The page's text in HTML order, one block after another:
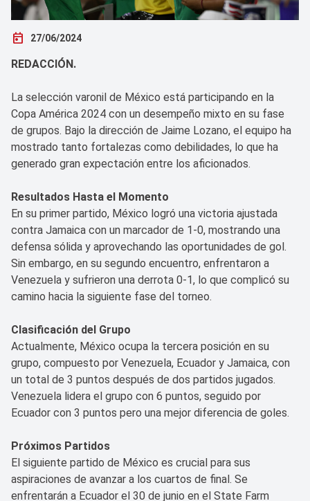
today 27/06/2024
REDACCIÓN.
La selección varonil de México está participando en la
Copa América 2024 con un desempeño mixto en su fase
de grupos. Bajo la dirección de Jaime Lozano, el equipo ha
mostrado tanto fortalezas como debilidades, lo que ha
generado gran expectación entre los aficionados.
Resultados Hasta el Momento
En su primer partido, México logró una victoria ajustada
contra Jamaica con un marcador de 1-0, mostrando una
defensa sólida y aprovechando las oportunidades de gol.
Sin embargo, en su segundo encuentro, enfrentaron a
Venezuela y sufrieron una derrota 0-1, lo que complicó su
camino hacia la siguiente fase del torneo.
Clasificación del Grupo
Actualmente, México ocupa la tercera posición en su
grupo, compuesto por Venezuela, Ecuador y Jamaica, con
un total de 3 puntos después de dos partidos jugados.
Venezuela lidera el grupo con 6 puntos, seguido por
Ecuador con 3 puntos pero una mejor diferencia de goles.
Próximos Partidos
El siguiente partido de México es crucial para sus
aspiraciones de avanzar a los cuartos de final. Se
enfrentarán a Ecuador el 30 de junio en el State Farm